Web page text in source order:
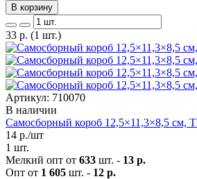
В корзину
33 р. (1 шт.)
Артикул: 710070
В наличии
Самосборный короб 12,5×11,3×8,5 см,
14 р./шт
1 шт.
Мелкий опт от 633 шт. - 13 р.
Опт от 1 605 шт. - 12 р.